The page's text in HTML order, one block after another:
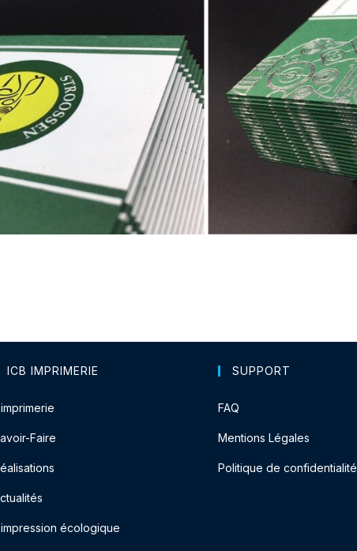
ICB IMPRIMERIE
Faire
écologique
SUPPORT
FAQ
Mentions Légales
Politique de confidentialité